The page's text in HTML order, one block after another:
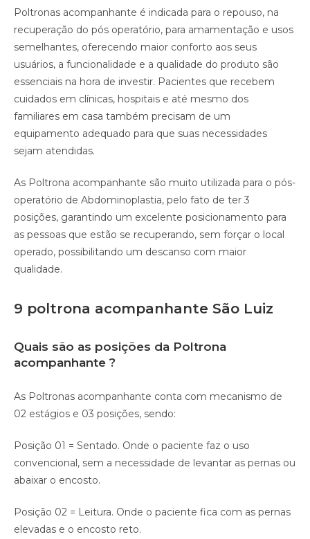
Poltronas acompanhante é indicada para o repouso, na
recuperação do pós operatório, para amamentação e usos
semelhantes, oferecendo maior conforto aos seus
usuários, a funcionalidade e a qualidade do produto são
essenciais na hora de investir. Pacientes que recebem
cuidados em clínicas, hospitais e até mesmo dos
familiares em casa também precisam de um
equipamento adequado para que suas necessidades
sejam atendidas. ⠀
As Poltrona acompanhante são muito utilizada para o pós-
operatório de Abdominoplastia, pelo fato de ter 3
posições, garantindo um excelente posicionamento para
as pessoas que estão se recuperando, sem forçar o local
operado, possibilitando um descanso com maior
qualidade.⠀
9 poltrona acompanhante São Luiz
Quais são as posições da Poltrona
acompanhante ?
As Poltronas acompanhante conta com mecanismo de
02 estágios e 03 posições, sendo:
Posição 01 = Sentado. Onde o paciente faz o uso
convencional, sem a necessidade de levantar as pernas ou
abaixar o encosto.
Posição 02 = Leitura. Onde o paciente fica com as pernas
elevadas e o encosto reto.